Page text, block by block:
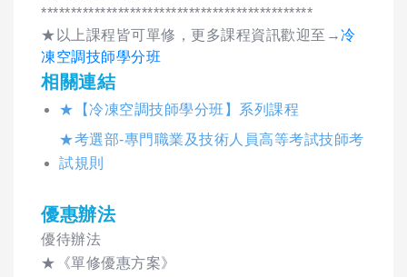
**********************************************
★以上課程皆可單修，更多課程資訊歡迎至→冷
凍空調技師學分班
相關連結
★【冷凍空調技師學分班】系列課程
★考選部-專門職業及技術人員高等考試技師考
試規則
優惠辦法
優待辦法
★《單修優惠方案》